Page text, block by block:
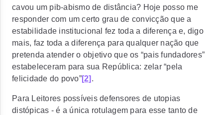
cavou um pib-abismo de distância? Hoje posso me
responder com um certo grau de convicção que a
estabilidade institucional fez toda a diferença e, digo
mais, faz toda a diferença para qualquer nação que
pretenda atender o objetivo que os “pais fundadores”
estabeleceram para sua República: zelar “pela
felicidade do povo”[2] .
Para Leitores possíveis defensores de utopias
distópicas - é a única rotulagem para esse tanto de